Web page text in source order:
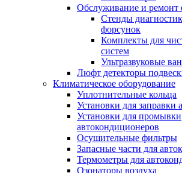
Обслуживание и ремонт
Стенды
форсунок
Комплекты для
систем
Ультразвуковые
Люфт детекторы
Климатическое оборудование
Уплотнительные кольца
Установки для заправки
Установки для промывки
автокондиционеров
Осушительные фильтры
Запасные части для
Термометры для
Озонаторы воздуха